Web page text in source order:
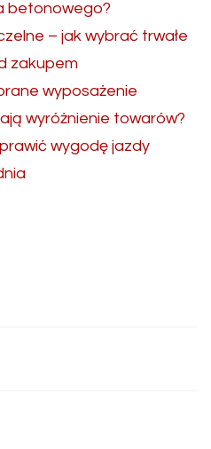
betonowego?
– jak wybrać trwałe
zakupem
wyposażenie
wyróżnienie towarów?
wygodę jazdy